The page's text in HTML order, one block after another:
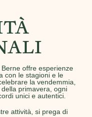
offre esperienze
con le stagioni e le
la vendemmia,
primavera, ogni
unici e autentici.
attività, si prega di